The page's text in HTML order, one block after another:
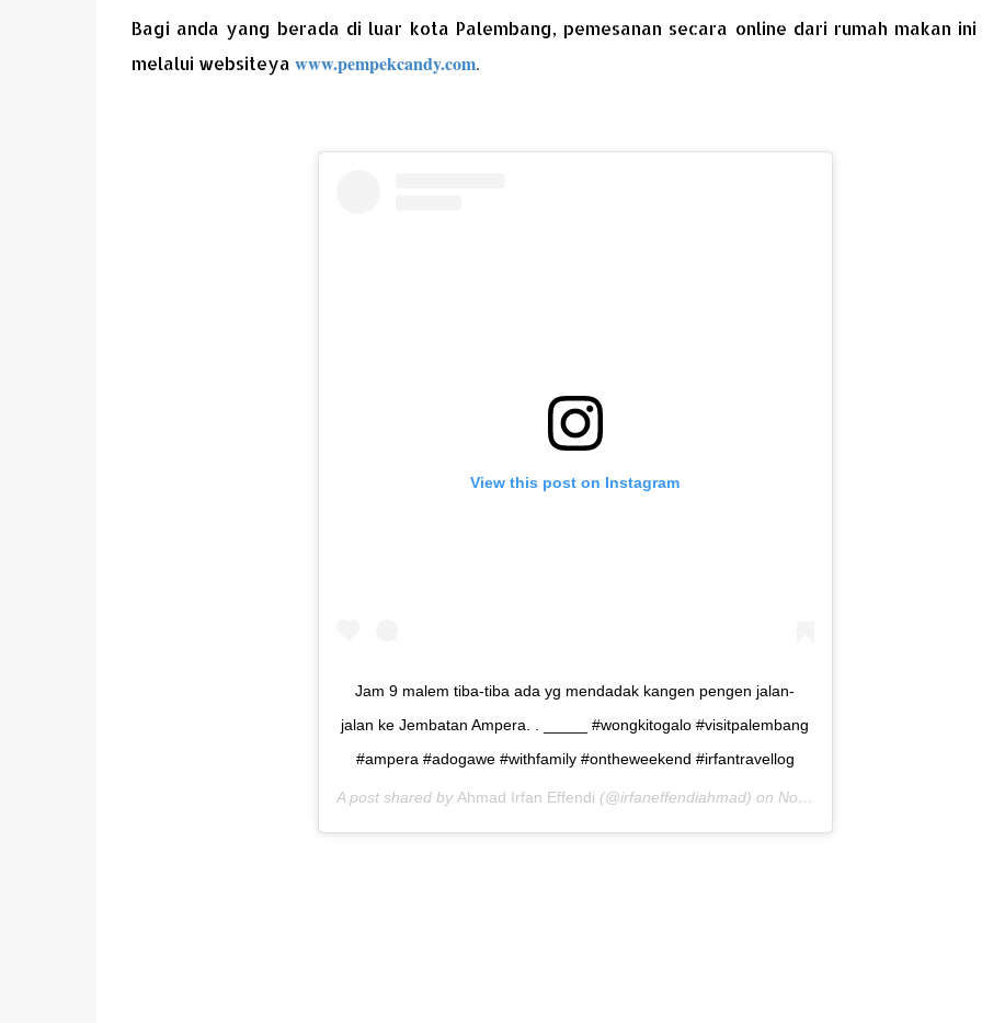
Bagi anda yang berada di luar kota Palembang, pemesanan secara online dari rumah makan ini
melalui websiteya www.pempekcandy.com.
View this post on Instagram
Jam 9 malem tiba-tiba ada yg mendadak kangen pengen jalan-
jalan ke Jembatan Ampera. . _____ #wongkitogalo #visitpalembang
#ampera #adogawe #withfamily #ontheweekend #irfantravellog
A post shared by Ahmad Irfan Effendi (@irfaneffendiahmad) on Nov 4, 2017 at 8:40am PDT